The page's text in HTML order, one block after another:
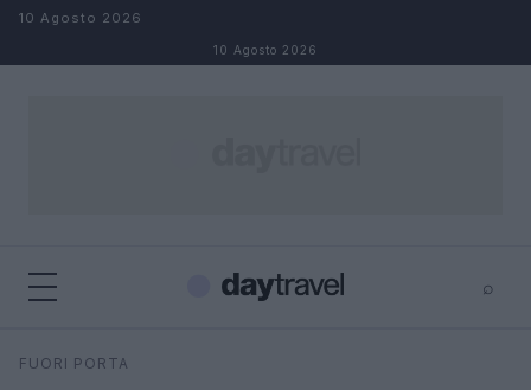
Salta al contenuto
10 Agosto 2026
10 Agosto 2026
⌕
Cerca
FUORI PORTA